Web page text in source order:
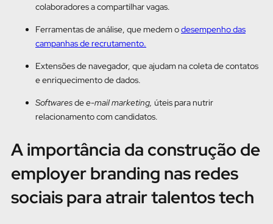
colaboradores a compartilhar vagas.
Ferramentas de análise, que medem odesempenho das
campanhas de recrutamento.
Extensões de navegador, que ajudam na coleta de contatos
e enriquecimento de dados.
Softwaresdee-mail marketing, úteis para nutrir
relacionamento com candidatos.
A importância da construção de
employer branding nas redes
sociais para atrair talentos tech